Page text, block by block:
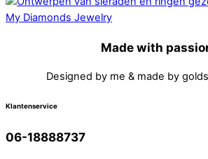
Made with
Designed by me & made by
Klantenservice
06-18888737